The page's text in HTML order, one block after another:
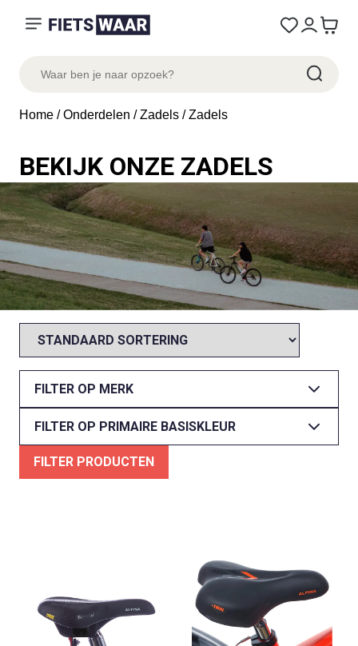
Home /Onderdelen /Zadels / Zadels
BEKIJK ONZE ZADELS
FILTER OP MERK
FILTER OP PRIMAIRE BASISKLEUR
FILTER PRODUCTEN